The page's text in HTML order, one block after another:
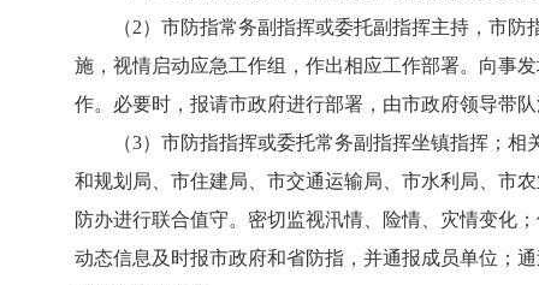
（2）市防指常务副指挥或委托副指挥主持，市防
施，视情启动应急工作组，作出相应工作部署。向事
作。必要时，报请市政府进行部署，由市政府领导带
（3）市防指指挥或委托常务副指挥坐镇指挥；相
和规划局、市住建局、市交通运输局、市水利局、市
防办进行联合值守。密切监视汛情、险情、灾情变化
动态信息及时报市政府和省防指，并通报成员单位；